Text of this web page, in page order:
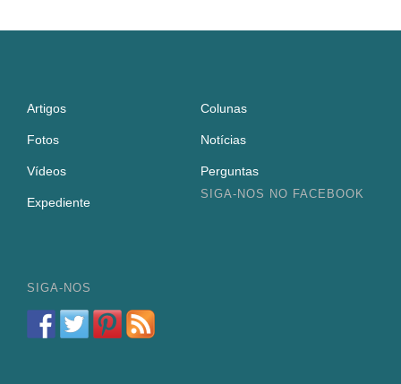
Artigos Colunas
Fotos Notícias
Vídeos Perguntas
Expediente
SIGA-NOS NO FACEBOOK
SIGA-NOS